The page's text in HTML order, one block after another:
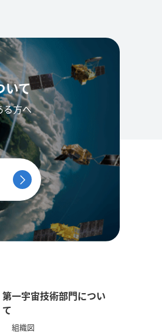
いて
る方へ
第一宇宙技術部門につい
て
組織図